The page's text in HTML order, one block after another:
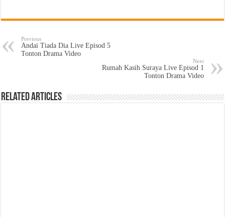
Previous
Andai Tiada Dia Live Episod 5
Tonton Drama Video
Next
Rumah Kasih Suraya Live Episod 1
Tonton Drama Video
Related Articles